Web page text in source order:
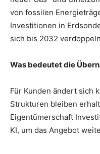
von fossilen
Investitionen in
sich bis 2032
Was bedeutet die
Für Kunden ändert sich
Strukturen bleiben
Eigentümerschaft
KI, um das Angebot